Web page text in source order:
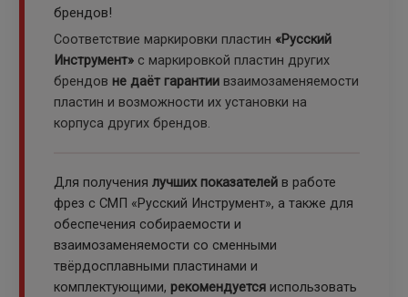
брендов!
Соответствие маркировки пластин «Русский
Инструмент» с маркировкой пластин других
брендов не даёт гарантии взаимозаменяемости
пластин и возможности их установки на
корпуса других брендов.
Для получения лучших показателей в работе
фрез с СМП «Русский Инструмент», а также для
обеспечения собираемости и
взаимозаменяемости со сменными
твёрдосплавными пластинами и
комплектующими, рекомендуется использовать